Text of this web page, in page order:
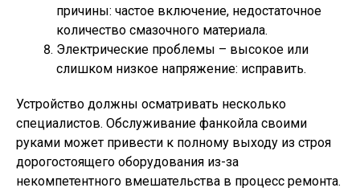
причины: частое включение, недостаточное
количество смазочного материала.
Электрические проблемы – высокое или
слишком низкое напряжение: исправить.
Устройство должны осматривать несколько
специалистов. Обслуживание фанкойла своими
руками может привести к полному выходу из строя
дорогостоящего оборудования из-за
некомпетентного вмешательства в процесс ремонта.